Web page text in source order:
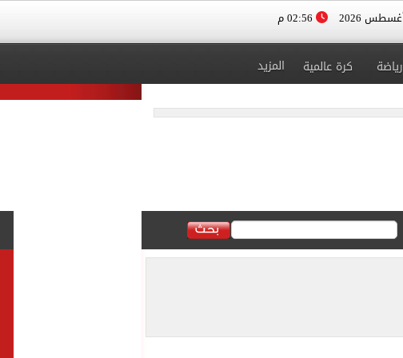
رياضة كرة عالمية المزيد